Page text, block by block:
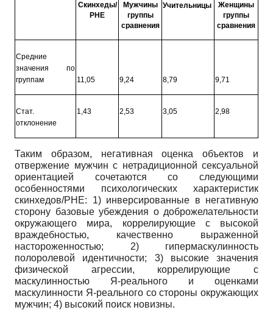
Скинхеды/
РНЕ
Мужчины
группы
сравнения
Учительницы
Женщины
группы
сравнения
Средние
значения по
группам
11,05 9,24 8,79 9,71
Стат.
отклонение
1,43 2,53 3,05 2,98
Таким образом, негативная оценка объектов и
отвержение мужчин с нетрадиционной сексуальной
ориентацией сочетаются со следующими
особенностями психологических характеристик
скинхедов/РНЕ: 1) инверсированные в негативную
сторону базовые убеждения о доброжелательности
окружающего мира, коррелирующие с высокой
враждебностью, качественно выраженной
настороженностью; 2) гипермаскулинность
полоролевой идентичности; 3) высокие значения
физической агрессии, коррелирующие с
маскулинностью Я-реального и оценками
маскулинности Я-реального со стороны окружающих
мужчин; 4) высокий поиск новизны.